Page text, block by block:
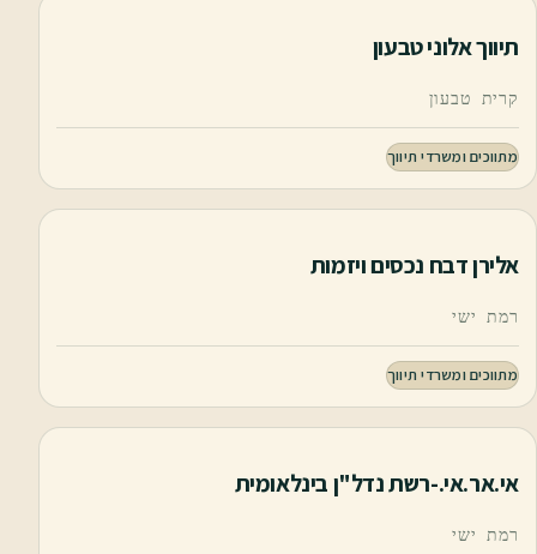
תיווך אלוני טבעון
קרית טבעון
מתווכים ומשרדי תיווך
אלירן דבח נכסים ויזמות
רמת ישי
מתווכים ומשרדי תיווך
אי.אר.אי.-רשת נדל"ן בינלאומית
רמת ישי